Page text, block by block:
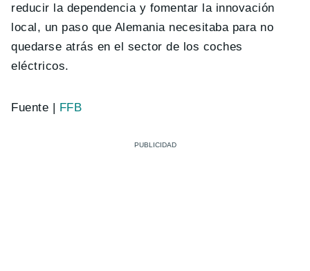
reducir la dependencia y fomentar la innovación
local, un paso que Alemania necesitaba para no
quedarse atrás en el sector de los coches
eléctricos.
Fuente | FFB